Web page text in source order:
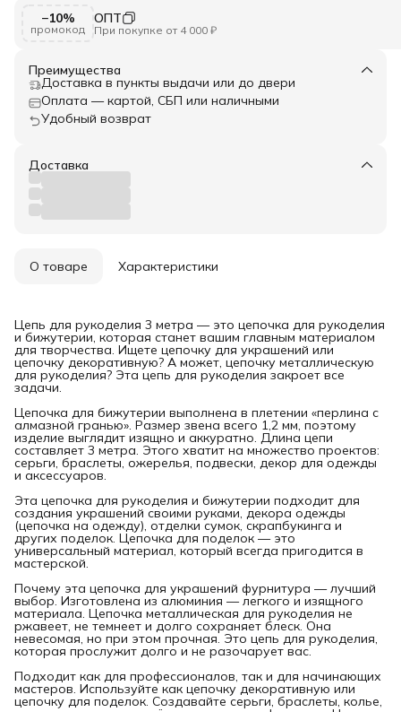
−10%
промокод
ОПТ
При покупке от 4 000 ₽
Преимущества
Доставка в пункты выдачи или до двери
Оплата — картой, СБП или наличными
Удобный возврат
Доставка
О товаре Характеристики
Цепь для рукоделия 3 метра — это цепочка для рукоделия
и бижутерии, которая станет вашим главным материалом
для творчества. Ищете цепочку для украшений или
цепочку декоративную? А может, цепочку металлическую
для рукоделия? Эта цепь для рукоделия закроет все
задачи.
Цепочка для бижутерии выполнена в плетении «перлина с
алмазной гранью». Размер звена всего 1,2 мм, поэтому
изделие выглядит изящно и аккуратно. Длина цепи
составляет 3 метра. Этого хватит на множество проектов:
серьги, браслеты, ожерелья, подвески, декор для одежды
и аксессуаров.
Эта цепочка для рукоделия и бижутерии подходит для
создания украшений своими руками, декора одежды
(цепочка на одежду), отделки сумок, скрапбукинга и
других поделок. Цепочка для поделок — это
универсальный материал, который всегда пригодится в
мастерской.
Почему эта цепочка для украшений фурнитура — лучший
выбор. Изготовлена из алюминия — легкого и изящного
материала. Цепочка металлическая для рукоделия не
ржавеет, не темнеет и долго сохраняет блеск. Она
невесомая, но при этом прочная. Это цепь для рукоделия,
которая прослужит долго и не разочарует вас.
Подходит как для профессионалов, так и для начинающих
мастеров. Используйте как цепочку декоративную или
цепочку для поделок. Создавайте серьги, браслеты, колье,